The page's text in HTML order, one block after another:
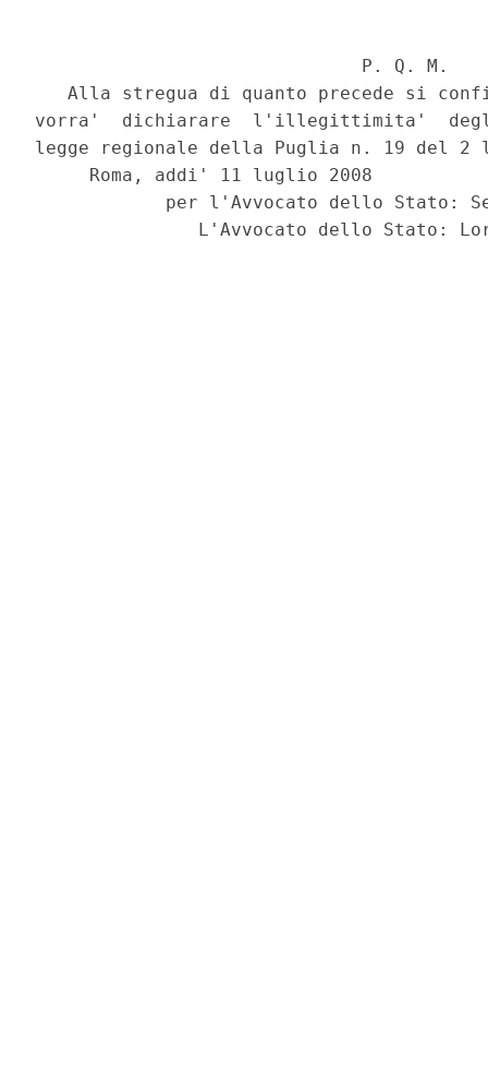
                              P. Q. M.
Alla stregua di quanto precede si
vorra'  dichiarare  l'illegittimita'
legge regionale della Puglia n. 19 del 2
     Roma, addi' 11 luglio 2008
per l'Avvocato dello Stato: